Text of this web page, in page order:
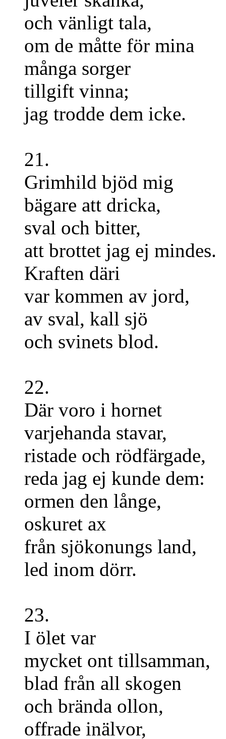
och vänligt tala,
om de måtte för mina
många sorger
tillgift vinna;
jag trodde dem icke.
21.
Grimhild bjöd mig
bägare att dricka,
sval och bitter,
att brottet jag ej mindes.
Kraften däri
var kommen av jord,
av sval, kall sjö
och svinets blod.
22.
Där voro i hornet
varjehanda stavar,
ristade och rödfärgade,
reda jag ej kunde dem:
ormen den långe,
oskuret ax
från sjökonungs land,
led inom dörr.
23.
I ölet var
mycket ont tillsamman,
blad från all skogen
och brända ollon,
offrade inälvor,